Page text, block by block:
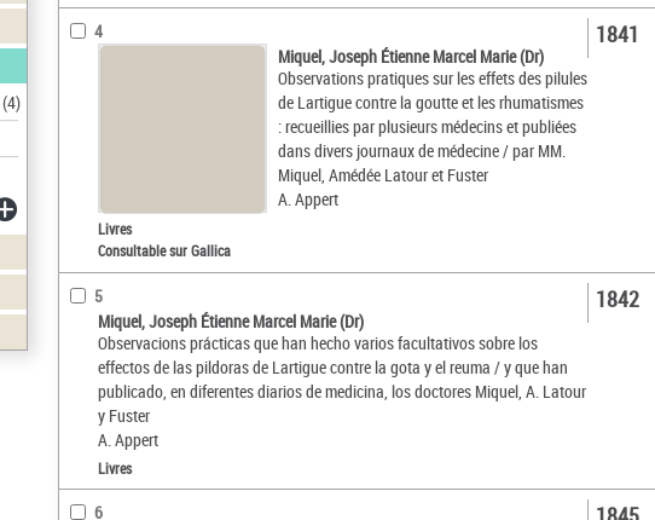
(4)
4
Miquel, Joseph Étienne Marcel Marie (Dr)
Observations pratiques sur les effets des pilules
de Lartigue contre la goutte et les rhumatismes
: recueillies par plusieurs médecins et publiées
dans divers journaux de médecine / par MM.
Miquel, Amédée Latour et Fuster
A. Appert
1841
Livres
Consultable sur Gallica
5
Miquel, Joseph Étienne Marcel Marie (Dr)
Observacions prácticas que han hecho varios facultativos sobre los
effectos de las pildoras de Lartigue contre la gota y el reuma / y que han
publicado, en diferentes diarios de medicina, los doctores Miquel, A. Latour
y Fuster
A. Appert
1842
Livres
6